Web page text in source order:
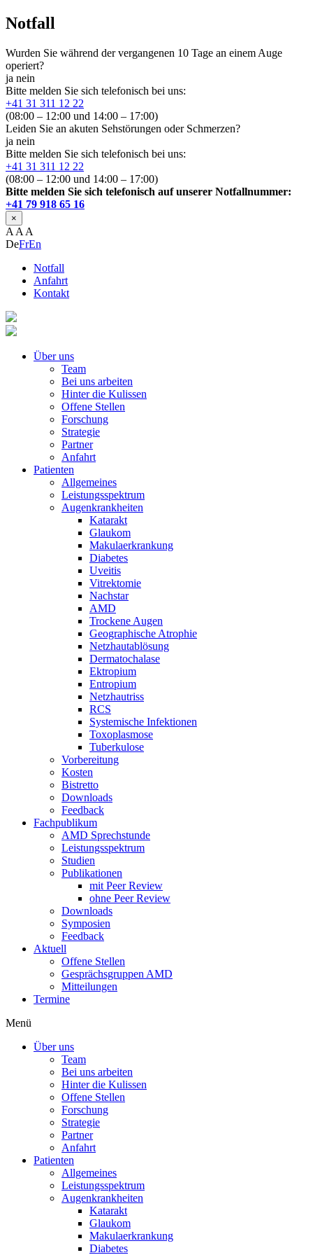
Notfall
Wurden Sie während der vergangenen 10 Tage an einem Auge
operiert?
ja nein
Bitte melden Sie sich telefonisch bei uns:
+41 31 311 12 22
(08:00 – 12:00 und 14:00 – 17:00)
Leiden Sie an akuten Sehstörungen oder Schmerzen?
ja nein
Bitte melden Sie sich telefonisch bei uns:
+41 31 311 12 22
(08:00 – 12:00 und 14:00 – 17:00)
Bitte melden Sie sich telefonisch auf unserer Notfallnummer:
+41 79 918 65 16
×
A A A
DeFrEn
Notfall
Anfahrt
Kontakt
Über uns
Team
Bei uns arbeiten
Hinter die Kulissen
Offene Stellen
Forschung
Strategie
Partner
Anfahrt
Patienten
Allgemeines
Leistungsspektrum
Augenkrankheiten
Katarakt
Glaukom
Makulaerkrankung
Diabetes
Uveitis
Vitrektomie
Nachstar
AMD
Trockene Augen
Geographische Atrophie
Netzhautablösung
Dermatochalase
Ektropium
Entropium
Netzhautriss
RCS
Systemische Infektionen
Toxoplasmose
Tuberkulose
Vorbereitung
Kosten
Bistretto
Downloads
Feedback
Fachpublikum
AMD Sprechstunde
Leistungsspektrum
Studien
Publikationen
mit Peer Review
ohne Peer Review
Downloads
Symposien
Feedback
Aktuell
Offene Stellen
Gesprächsgruppen AMD
Mitteilungen
Termine
Menü
Über uns
Team
Bei uns arbeiten
Hinter die Kulissen
Offene Stellen
Forschung
Strategie
Partner
Anfahrt
Patienten
Allgemeines
Leistungsspektrum
Augenkrankheiten
Katarakt
Glaukom
Makulaerkrankung
Diabetes